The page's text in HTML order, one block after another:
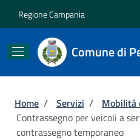
Regione Campania
Comune di
Briciole di
Home / Servizi / Mobilità
Contrassegno per veicoli a
contrassegno temporaneo